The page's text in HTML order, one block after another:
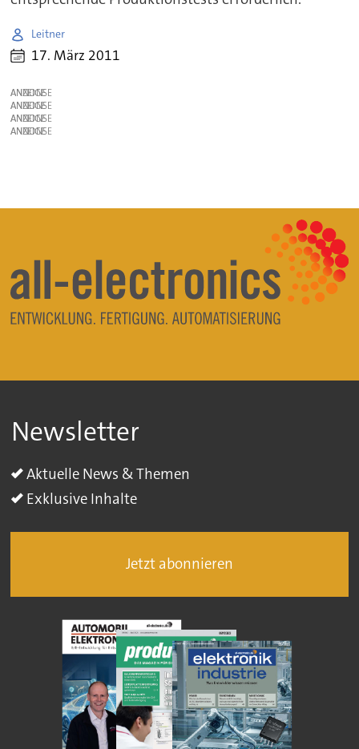
Leitner
17. März 2011
ANZEIGE
ANZEIGE
ANZEIGE
ANZEIGE
Newsletter
Aktuelle News & Themen
Exklusive Inhalte
Jetzt abonnieren